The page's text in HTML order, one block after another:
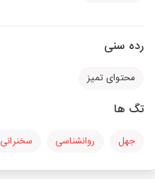
رده سنی
محتوای تمیز
تگ ها
جهل روانشناسی سخنرانی